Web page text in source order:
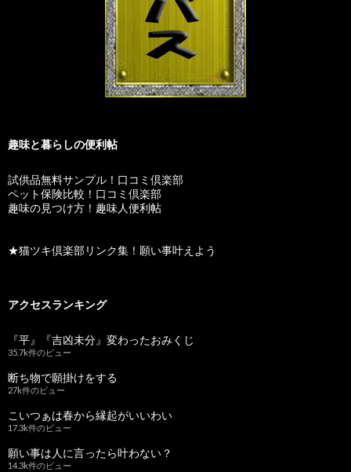
趣味と暮らしの便利帖
試供品無料サンプル！口コミ倶楽部
ペット保険比較！口コミ倶楽部
趣味の見つけ方！趣味人便利帖
★猫ツキ倶楽部リンク集！願い事叶えよう
アクセスランキング
『平』『吉凶未分』変わったおみくじ
35.7k件のビュー
断ち物で願掛けをする
27k件のビュー
こいつぁは春から縁起がいいわい
17.3k件のビュー
願い事は人に言ったら叶わない？
14.3k件のビュー